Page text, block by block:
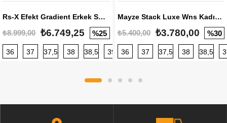
Rs-X Efekt Gradient Erkek Sneaker
₺8.999,00 ₺6.749,25 %25
36 37 37,5 38 38,5 39 40 40,5 41 42 42,5
Mayze Stack Luxe Wns Kadın Sneaker
₺5.400,00 ₺3.780,00 %30
36 37 37,5 38 38,5